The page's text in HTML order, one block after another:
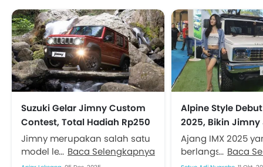
Suzuki Gelar Jimny Custom
Contest, Total Hadiah Rp250
Juta dan Trip to Japan
Jimny merupakan salah satu
model legendaris yang tidak
pernah kehilangan pesona.
Baca Selengkapnya
Alpine Style
2025, Bikin Jimny
Tampil Lebih
Ajang IMX 2025
berlangsung,
Kramat Motor
Baca